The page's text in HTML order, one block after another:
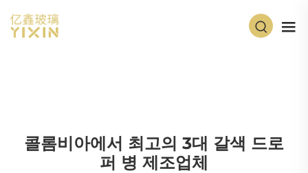
콜롬비아에서 최고의 3대 갈색 드로
퍼 병 제조업체